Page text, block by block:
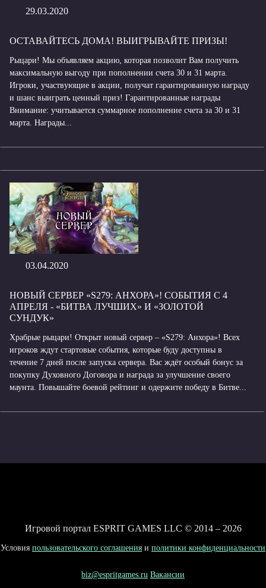
29.03.2020
ОСТАВАЙТЕСЬ ДОМА! ВЫИГРЫВАЙТЕ ПРИЗЫ!
Рыцари! Мы объявляем акцию, которая позволит Вам получить
максимальную выгоду при пополнении счета 30 и 31 марта.
Игроки, участвующие в акции, получат гарантированную награду
и шанс выиграть ценный приз! Гарантированные награды
Внимание: учитывается суммарное пополнение счета за 30 и 31
марта. Награды...
03.04.2020
НОВЫЙ СЕРВЕР «S279: АНХОРА»! СОБЫТИЯ С 4
АПРЕЛЯ - «БИТВА ЛУЧШИХ» И «ЗОЛОТОЙ
СУНДУК»
Храбрые рыцари! Открыт новый сервер – «S279: Анхора»! Всех
игроков ждут стартовые события, которые буду доступны в
течение 7 дней после запуска сервера. Вас ждёт особый бонус за
покупку Духовного Договора и награда за улучшение своего
маунта. Повышайте боевой рейтинг и одержите победу в Битве...
Игровой портал ESPRIT GAMES LLC © 2014 – 2026
Условия пользовательского соглашения и политики конфиденциальности
biz@espritgames.ru Вакансии